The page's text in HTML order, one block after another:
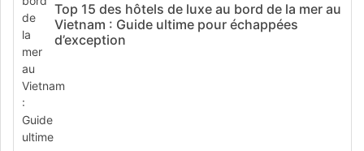
Top 15 des hôtels de luxe au bord de la mer au
Vietnam : Guide ultime pour échappées
d’exception